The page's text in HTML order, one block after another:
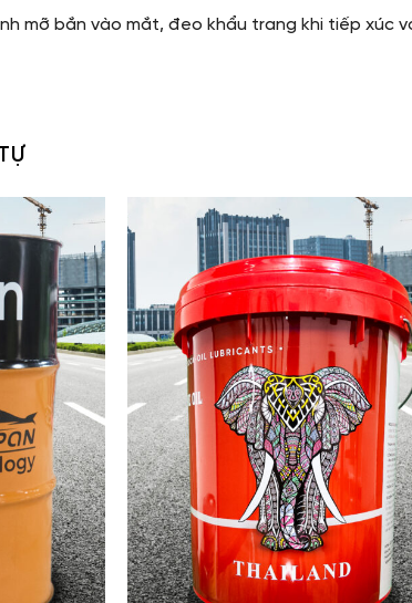
mỡ bắn vào mắt, đeo khẩu trang khi tiếp xúc